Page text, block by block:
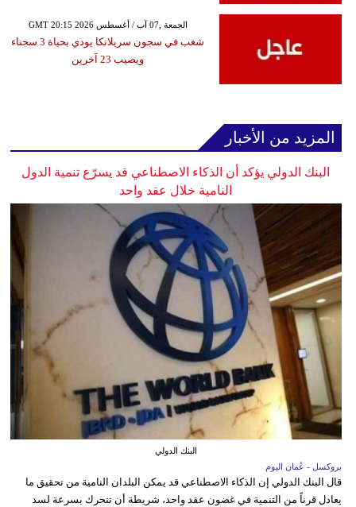
GMT 20:15 2026 الجمعة ,07 آب / أغسطس
شغب في سجون سريلانكا يودي بحياة 3 سجناء
ويصيب 23 آخرين
المزيد من الأخبار
البنك الدولي يؤكد أن الذكاء الاصطناعي قد يسرّع تنمية الدول
النامية خلال عقد واحد
البنك الدولي
بروكسل - عُمان اليوم
قال البنك الدولي إن الذكاء الاصطناعي قد يمكن البلدان النامية من تحقيق ما
يعادل قرناً من التنمية في غضون عقد واحد، شريطة أن تتحرك بسرعة لسد